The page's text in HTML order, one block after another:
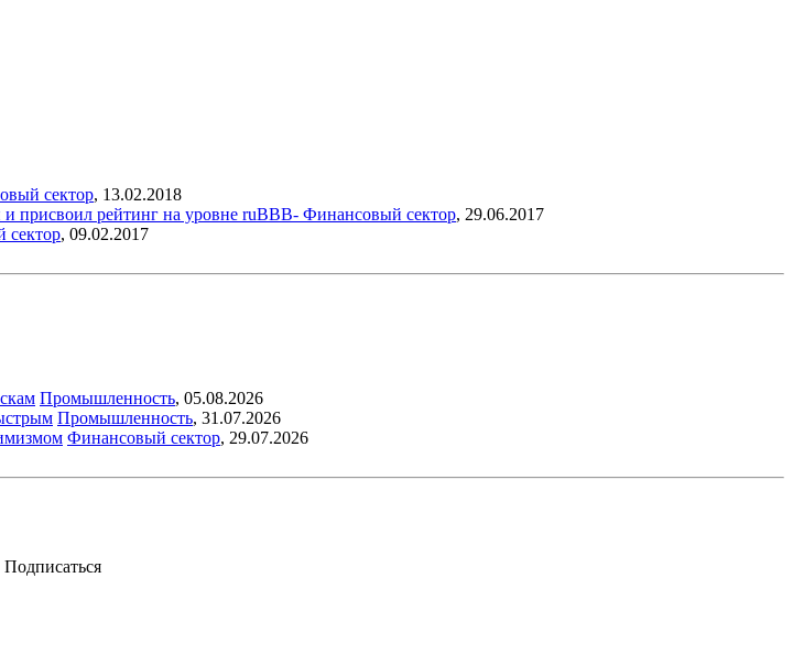
сектор, 13.02.2018
присвоил рейтинг на уровне ruBBB- Финансовый сектор, 29.06.2017
сектор, 09.02.2017
Промышленность, 05.08.2026
Промышленность, 31.07.2026
Финансовый сектор, 29.07.2026
Подписаться